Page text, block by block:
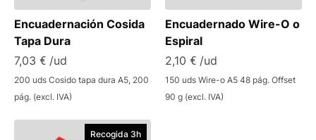
Encuadernación Cosida
Tapa Dura
7,03 € /ud
200 uds Cosido tapa dura A5, 200
pág. (excl. IVA)
Encuadernado Wire-O o
Espiral
2,10 € /ud
150 uds Wire-o A5 48 pág. Offset
90 g (excl. IVA)
Recogida 3h